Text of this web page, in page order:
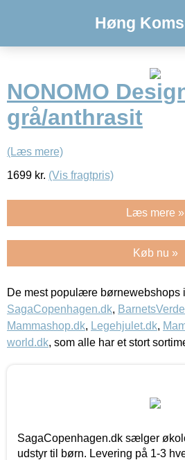
Høng
NONOMO
grå/anthrasit
(Læs mere)
1699 kr. (Vis fragtpris)
Læs mere »
Køb nu »
De mest populære børnewebshops
SagaCopenhagen.dk,
Mammashop.dk, Legehjulet.dk,
world.dk, som alle har et stort
SagaCopenhagen.dk sælger
udstyr til børn. Levering på 1-3